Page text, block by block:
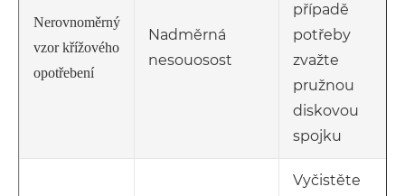
Nerovnoměrný
vzor křížového
opotřebení
Nadměrná
nesouosost
případě
potřeby
zvažte
pružnou
diskovou
spojku
Vyčistěte